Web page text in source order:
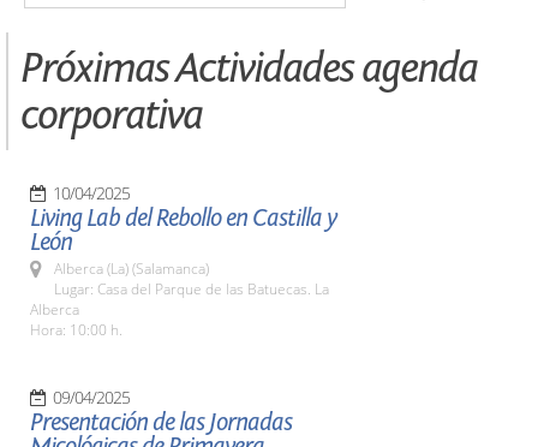
Próximas Actividades agenda
corporativa
10/04/2025
Living Lab del Rebollo en Castilla y
León
Alberca (La) (Salamanca)
Lugar: Casa del Parque de las Batuecas. La
Alberca
Hora: 10:00 h.
09/04/2025
Presentación de las Jornadas